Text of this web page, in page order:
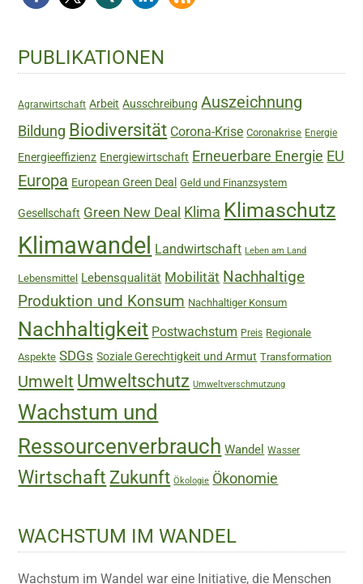
Haupt-
Sidebar
PUBLIKATIONEN
Agrarwirtschaft Arbeit Ausschreibung Auszeichnung
Bildung Biodiversität Corona-Krise Coronakrise Energie
Energieeffizienz Energiewirtschaft Erneuerbare Energie EU
Europa European Green Deal Geld und Finanzsystem
Gesellschaft Green New Deal Klima Klimaschutz
Klimawandel Landwirtschaft Leben am Land
Lebensmittel Lebensqualität Mobilität Nachhaltige
Produktion und Konsum Nachhaltiger Konsum
Nachhaltigkeit Postwachstum Preis Regionale
Aspekte SDGs Soziale Gerechtigkeit und Armut Transformation
Umwelt Umweltschutz Umweltverschmutzung
Wachstum und
Ressourcenverbrauch Wandel Wasser
Wirtschaft Zukunft Ökologie Ökonomie
WACHSTUM IM WANDEL
Wachstum im Wandel war eine Initiative, die Menschen